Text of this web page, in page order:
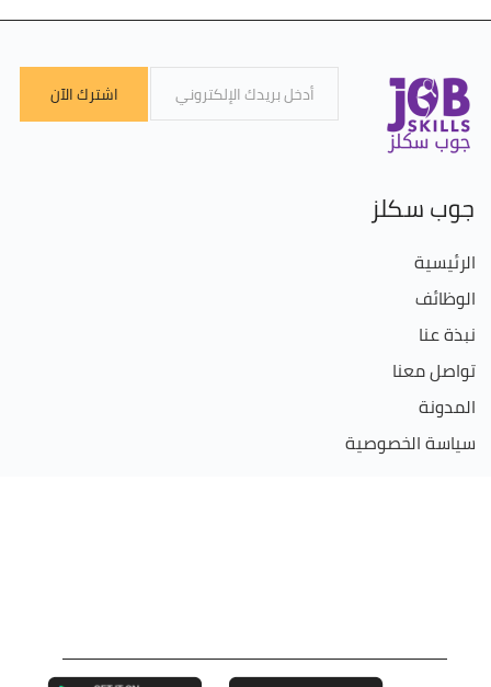
اشترك الآن
جوب سكلز
الرئيسية
الوظائف
نبذة عنا
تواصل معنا
المدونة
سياسة الخصوصية